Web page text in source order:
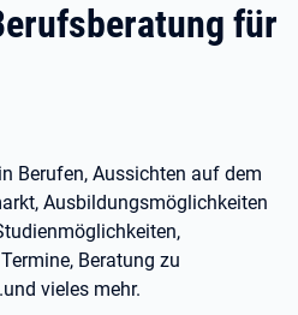
für
Berufen, Aussichten auf dem
Ausbildungsmöglichkeiten
Beratung zu
vieles mehr.